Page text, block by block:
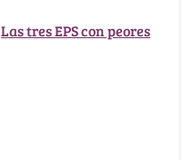
Las tres EPS con peores